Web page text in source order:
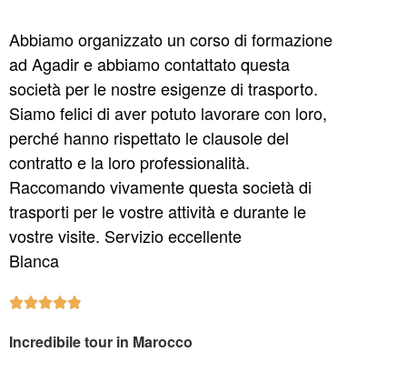
Abbiamo organizzato un corso di formazione
ad Agadir e abbiamo contattato questa
società per le nostre esigenze di trasporto.
Siamo felici di aver potuto lavorare con loro,
perché hanno rispettato le clausole del
contratto e la loro professionalità.
Raccomando vivamente questa società di
trasporti per le vostre attività e durante le
vostre visite. Servizio eccellente
Blanca

Incredibile tour in Marocco